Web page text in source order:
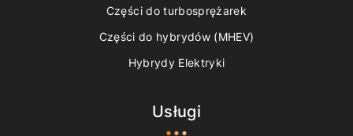
Części do turbosprężarek
Części do hybrydów (MHEV)
Hybrydy Elektryki
Usługi